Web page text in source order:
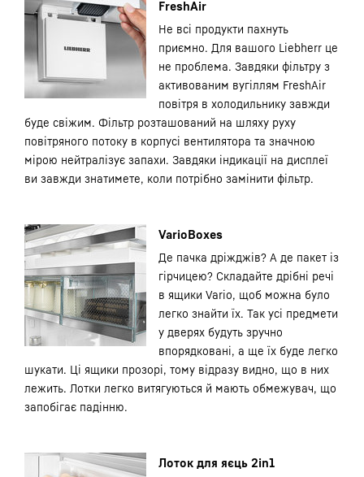
FreshAir
Не всі продукти пахнуть
приємно. Для вашого Liebherr це
не проблема. Завдяки фільтру з
активованим вугіллям FreshAir
повітря в холодильнику завжди
буде свіжим. Фільтр розташований на шляху руху
повітряного потоку в корпусі вентилятора та значною
мірою нейтралізує запахи. Завдяки індикації на дисплеї
ви завжди знатимете, коли потрібно замінити фільтр.
VarioBoxes
Де пачка дріжджів? А де пакет із
гірчицею? Складайте дрібні речі
в ящики Vario, щоб можна було
легко знайти їх. Так усі предмети
у дверях будуть зручно
впорядковані, а ще їх буде легко
шукати. Ці ящики прозорі, тому відразу видно, що в них
лежить. Лотки легко витягуються й мають обмежувач, що
запобігає падінню.
Лоток для яєць 2in1